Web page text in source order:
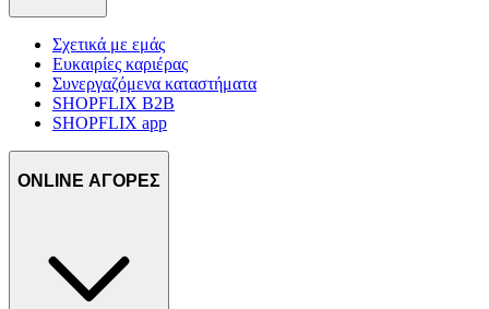
Σχετικά με εμάς
Ευκαιρίες καριέρας
Συνεργαζόμενα καταστήματα
SHOPFLIX B2B
SHOPFLIX app
ONLINE ΑΓΟΡΕΣ